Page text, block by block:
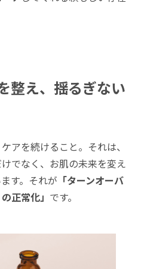
整え、揺るぎない
アを続けること。それは、
でなく、お肌の未来を変え
す。それが 「ターンオーバ
正常化」 です。